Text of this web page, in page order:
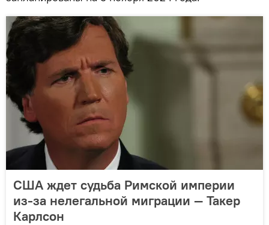
США ждет судьба Римской империи
из-за нелегальной миграции — Такер
Карлсон